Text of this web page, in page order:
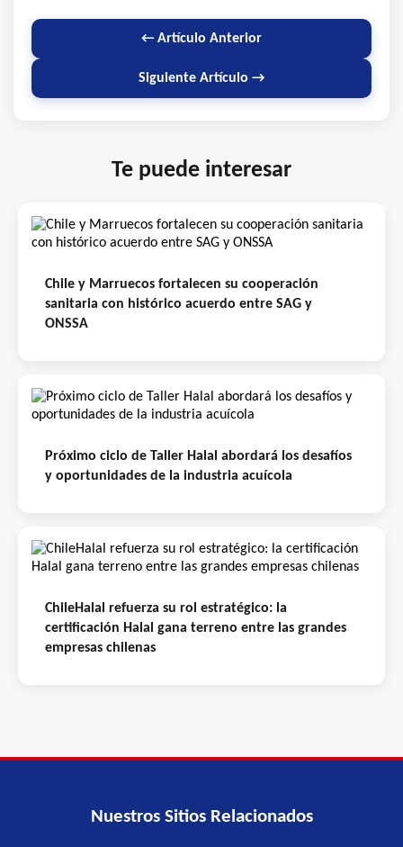
← Artículo Anterior
Siguiente Artículo →
Te puede interesar
Chile y Marruecos fortalecen su cooperación
sanitaria con histórico acuerdo entre SAG y
ONSSA
Próximo ciclo de Taller Halal abordará los desafíos
y oportunidades de la industria acuícola
ChileHalal refuerza su rol estratégico: la
certificación Halal gana terreno entre las grandes
empresas chilenas
Nuestros Sitios Relacionados